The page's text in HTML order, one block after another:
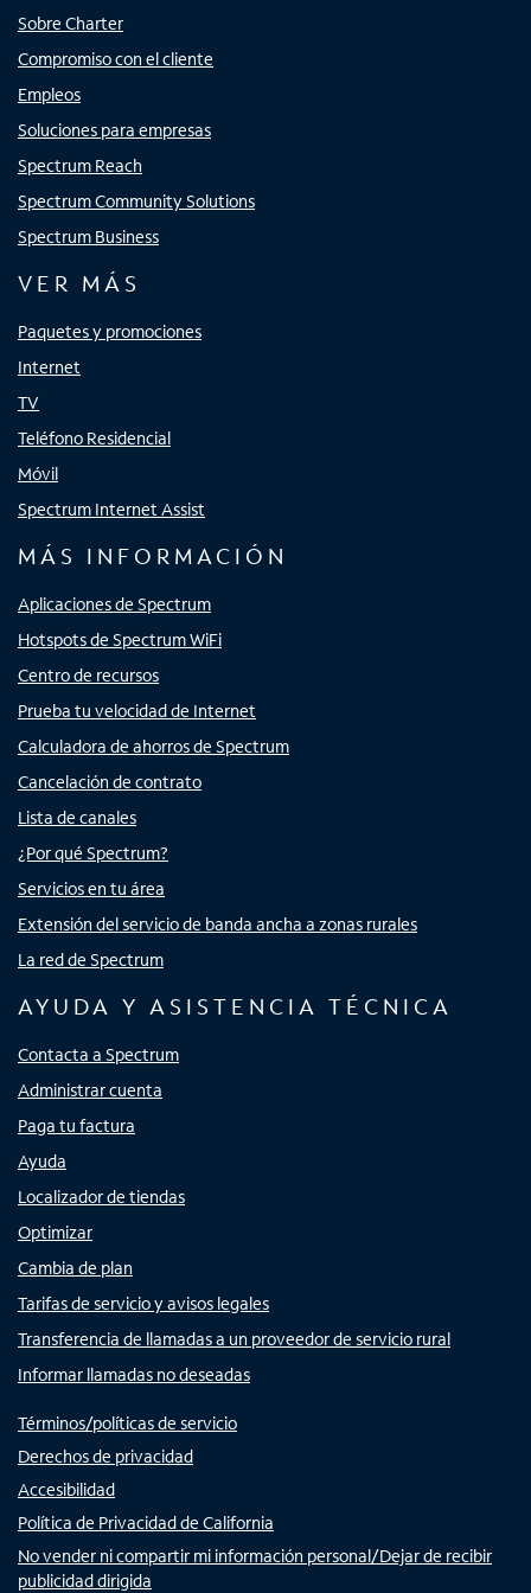
Sobre Charter
Compromiso con el cliente
Empleos
Soluciones para empresas
Spectrum Reach
Spectrum Community Solutions
Spectrum Business
VER MÁS
Paquetes y promociones
Internet
TV
Teléfono Residencial
Móvil
Spectrum Internet Assist
MÁS INFORMACIÓN
Aplicaciones de Spectrum
Hotspots de Spectrum WiFi
Centro de recursos
Prueba tu velocidad de Internet
Calculadora de ahorros de Spectrum
Cancelación de contrato
Lista de canales
¿Por qué Spectrum?
Servicios en tu área
Extensión del servicio de banda ancha a zonas rurales
La red de Spectrum
AYUDA Y ASISTENCIA TÉCNICA
Contacta a Spectrum
Administrar cuenta
Paga tu factura
Ayuda
Localizador de tiendas
Optimizar
Cambia de plan
Tarifas de servicio y avisos legales
Transferencia de llamadas a un proveedor de servicio rural
Informar llamadas no deseadas
Términos/políticas de servicio
Derechos de privacidad
Accesibilidad
Política de Privacidad de California
No vender ni compartir mi información personal/Dejar de recibir
publicidad dirigida